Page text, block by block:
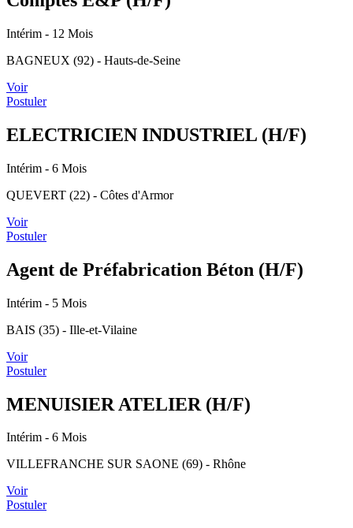
Intérim - 12 Mois
BAGNEUX (92) - Hauts-de-Seine
Voir
Postuler
ELECTRICIEN INDUSTRIEL (H/F)
Intérim - 6 Mois
QUEVERT (22) - Côtes d'Armor
Voir
Postuler
Agent de Préfabrication Béton (H/F)
Intérim - 5 Mois
BAIS (35) - Ille-et-Vilaine
Voir
Postuler
MENUISIER ATELIER (H/F)
Intérim - 6 Mois
VILLEFRANCHE SUR SAONE (69) - Rhône
Voir
Postuler